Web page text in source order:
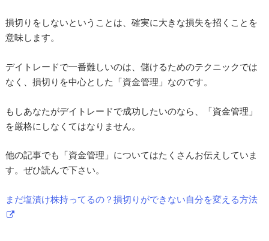
損切りをしないということは、確実に大きな損失を招くことを
意味します。
デイトレードで一番難しいのは、儲けるためのテクニックでは
なく、損切りを中心とした「資金管理」なのです。
もしあなたがデイトレードで成功したいのなら、「資金管理」
を厳格にしなくてはなりません。
他の記事でも「資金管理」についてはたくさんお伝えしていま
す。ぜひ読んで下さい。
まだ塩漬け株持ってるの？損切りができない自分を変える方法